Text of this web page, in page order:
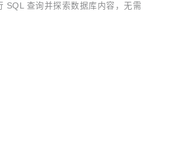
查询并探索数据库内容，无需